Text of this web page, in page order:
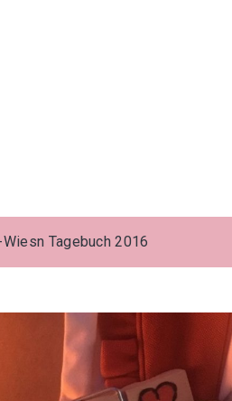
Tagebuch 2016